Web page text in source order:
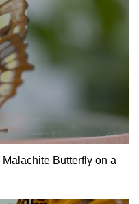
Malachite Butterfly on a